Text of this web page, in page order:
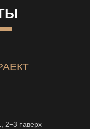
2−3 паверх